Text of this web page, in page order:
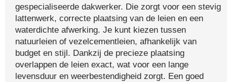
gespecialiseerde dakwerker. Die zorgt voor een stevig
lattenwerk, correcte plaatsing van de leien en een
waterdichte afwerking. Je kunt kiezen tussen
natuurleien of vezelcementleien, afhankelijk van
budget en stijl. Dankzij de precieze plaatsing
overlappen de leien exact, wat voor een lange
levensduur en weerbestendigheid zorgt. Een goed